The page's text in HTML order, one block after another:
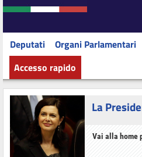
Deputati Organi Parlamentari
Accesso rapido
La
Vai alla home